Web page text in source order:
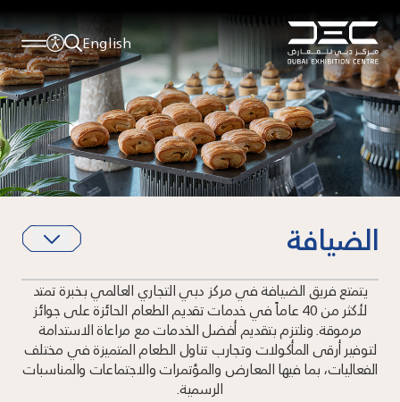
English
الضيافة
يتمتع فريق الضيافة في مركز دبي التجاري العالمي بخبرة تمتد
لأكثر من 40 عاماً في خدمات تقديم الطعام الحائزة على جوائز
مرموقة. ونلتزم بتقديم أفضل الخدمات مع مراعاة الاستدامة
لتوفير أرقى المأكولات وتجارب تناول الطعام المتميزة في مختلف
الفعاليات، بما فيها المعارض والمؤتمرات والاجتماعات والمناسبات
الرسمية.